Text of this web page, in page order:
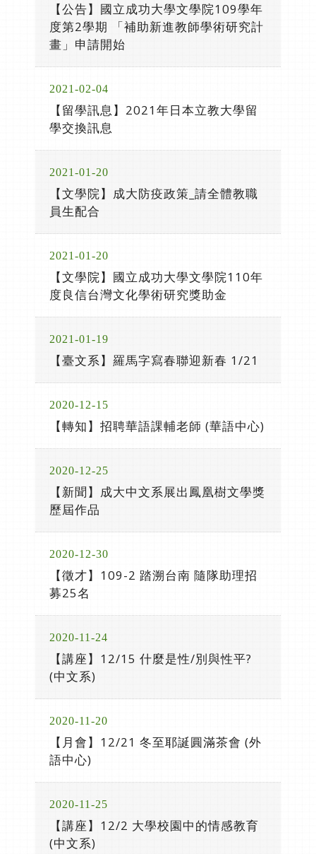
【公告】國立成功大學文學院109學年
度第2學期 「補助新進教師學術研究計
畫」申請開始
2021-02-04
【留學訊息】2021年日本立教大學留
學交換訊息
2021-01-20
【文學院】成大防疫政策_請全體教職
員生配合
2021-01-20
【文學院】國立成功大學文學院110年
度良信台灣文化學術研究獎助金
2021-01-19
【臺文系】羅馬字寫春聯迎新春 1/21
2020-12-15
【轉知】招聘華語課輔老師 (華語中心)
2020-12-25
【新聞】成大中文系展出鳳凰樹文學獎
歷屆作品
2020-12-30
【徵才】109-2 踏溯台南 隨隊助理招
募25名
2020-11-24
【講座】12/15 什麼是性/別與性平?
(中文系)
2020-11-20
【月會】12/21 冬至耶誕圓滿茶會 (外
語中心)
2020-11-25
【講座】12/2 大學校園中的情感教育
(中文系)